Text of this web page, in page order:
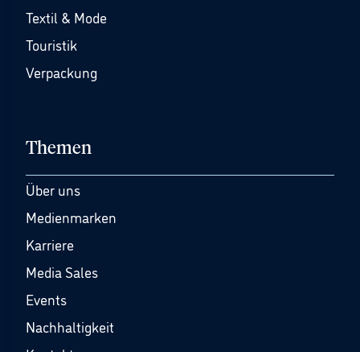
Textil & Mode
Touristik
Verpackung
Themen
Über uns
Medienmarken
Karriere
Media Sales
Events
Nachhaltigkeit